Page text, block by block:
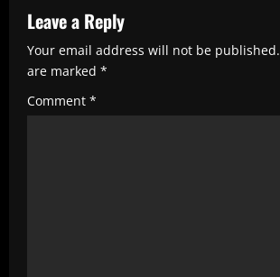
e
R
e
a
Leave a Reply
Your email address will not be published.
are marked *
Comment *